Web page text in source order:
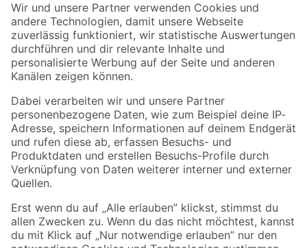
Der toom Newsletter: Keine Angebote und Aktionen mehr verpassen!
Zur Newsletter Anmeldung
Folge uns
Zahlungsarten Versandarten
Sicher einkaufen
Jetzt die toom-App herunterladen